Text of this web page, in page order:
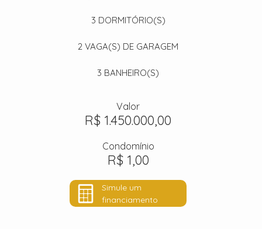
3 DORMITÓRIO(S)
2 VAGA(S) DE GARAGEM
3 BANHEIRO(S)
Valor
R$ 1.450.000,00
Condomínio
R$ 1,00
Simule um
financiamento